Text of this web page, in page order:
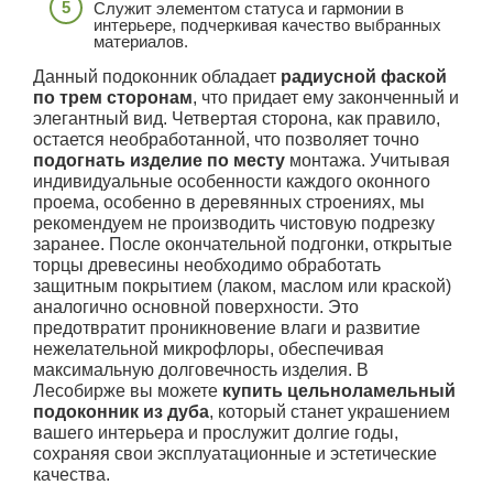
Служит элементом статуса и гармонии в
интерьере, подчеркивая качество выбранных
материалов.
Данный подоконник обладает радиусной фаской
по трем сторонам, что придает ему законченный и
элегантный вид. Четвертая сторона, как правило,
остается необработанной, что позволяет точно
подогнать изделие по месту монтажа. Учитывая
индивидуальные особенности каждого оконного
проема, особенно в деревянных строениях, мы
рекомендуем не производить чистовую подрезку
заранее. После окончательной подгонки, открытые
торцы древесины необходимо обработать
защитным покрытием (лаком, маслом или краской)
аналогично основной поверхности. Это
предотвратит проникновение влаги и развитие
нежелательной микрофлоры, обеспечивая
максимальную долговечность изделия. В
Лесобирже вы можете купить цельноламельный
подоконник из дуба, который станет украшением
вашего интерьера и прослужит долгие годы,
сохраняя свои эксплуатационные и эстетические
качества.